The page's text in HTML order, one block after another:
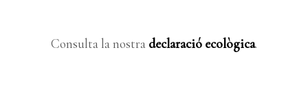
Consulta la nostra declaració ecològica.